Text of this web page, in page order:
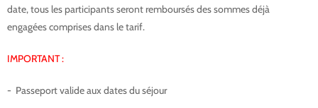
date, tous les participants seront remboursés des sommes déjà
engagées comprises dans le tarif.
IMPORTANT :
- Passeport valide aux dates du séjour